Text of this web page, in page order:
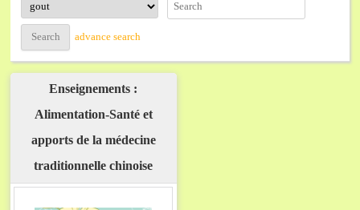
advance search
Enseignements :
Alimentation-Santé et
apports de la médecine
traditionnelle chinoise